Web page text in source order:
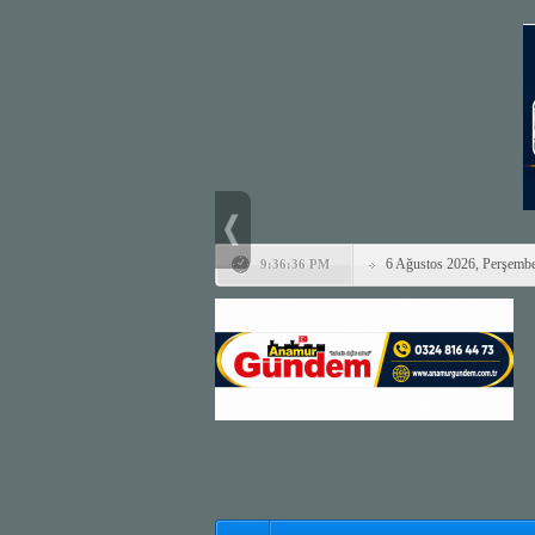
9:36:36 PM 6 Ağustos 2026,